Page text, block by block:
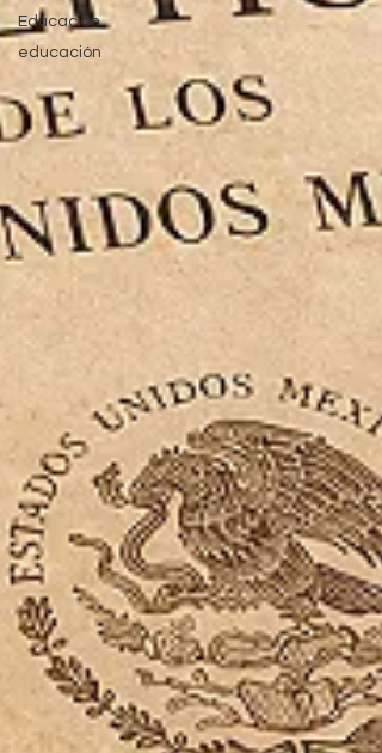
Educación
educación